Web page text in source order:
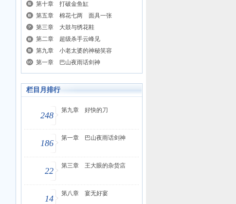
第十章 打破金鱼缸
第五章 棉花七两 面具一张
第三章 大鼓与绣花鞋
第二章 超级杀手云峰见
第九章 小老太婆的神秘笑容
第一章 巴山夜雨话剑神
栏目月排行
248
第九章 好快的刀
186
第一章 巴山夜雨话剑神
22
第三章 王大眼的杂货店
14
第八章 宴无好宴